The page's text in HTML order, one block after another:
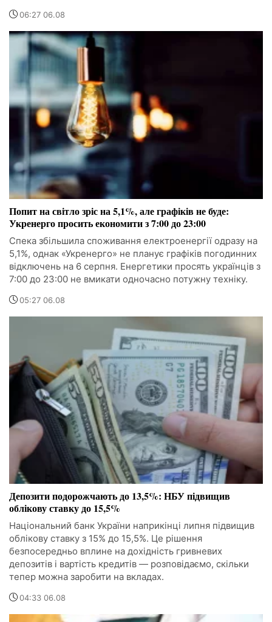
06:27 06.08
Попит на світло зріс на 5,1%, але графіків не буде:
Укренерго просить економити з 7:00 до 23:00
Спека збільшила споживання електроенергії одразу на
5,1%, однак «Укренерго» не планує графіків погодинних
відключень на 6 серпня. Енергетики просять українців з
7:00 до 23:00 не вмикати одночасно потужну техніку.
05:27 06.08
Депозити подорожчають до 13,5%: НБУ підвищив
облікову ставку до 15,5%
Національний банк України наприкінці липня підвищив
облікову ставку з 15% до 15,5%. Це рішення
безпосередньо вплине на дохідність гривневих
депозитів і вартість кредитів — розповідаємо, скільки
тепер можна заробити на вкладах.
04:33 06.08